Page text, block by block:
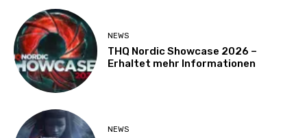
NEWS
THQ Nordic Showcase 2026 –
Erhaltet mehr Informationen
NEWS